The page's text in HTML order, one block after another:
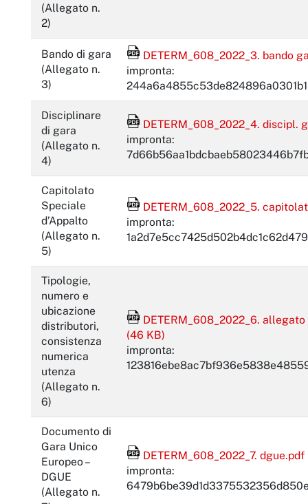
(Allegato n.
2)
Bando di gara
(Allegato n.
3)
File Acrobat Reader
DETERM_608_2022_3. bando
impronta:
Disciplinare
di gara
(Allegato n.
4)
File Acrobat Reader
DETERM_608_2022_4. discipl.
impronta:
Capitolato
Speciale
d’Appalto
(Allegato n.
5)
File Acrobat Reader
DETERM_608_2022_5.
impronta:
Tipologie,
numero e
ubicazione
distributori,
consistenza
numerica
utenza
(Allegato n.
6)
File Acrobat Reader
DETERM_608_2022_6.
(46 KB)
impronta:
Documento di
Gara Unico
Europeo –
DGUE
(Allegato n.
File Acrobat Reader
DETERM_608_2022_7.
impronta: